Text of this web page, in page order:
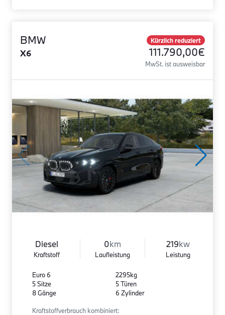
BMW
X6
Kürzlich reduziert
111.790,00€
MwSt. ist ausweisbar
Diesel
Kraftstoff
0km
Laufleistung
219kw
Leistung
Euro 6
5 Sitze
8 Gänge
2295kg
5 Türen
6 Zylinder
Kraftstoffverbrauch kombiniert: